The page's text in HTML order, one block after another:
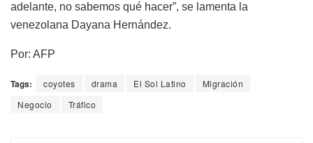
adelante, no sabemos qué hacer”, se lamenta la
venezolana Dayana Hernández.
Por: AFP
Tags: coyotes drama El Sol Latino
Migración
Negocio
Tráfico